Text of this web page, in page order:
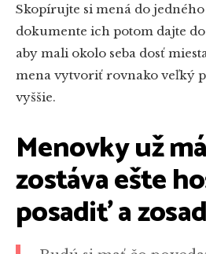
Skopírujte si mená do
dokumente ich potom dajte
aby mali okolo seba dosť
mena vytvoriť rovnako veľký
vyššie.
Menovky už
zostáva ešte
posadiť a